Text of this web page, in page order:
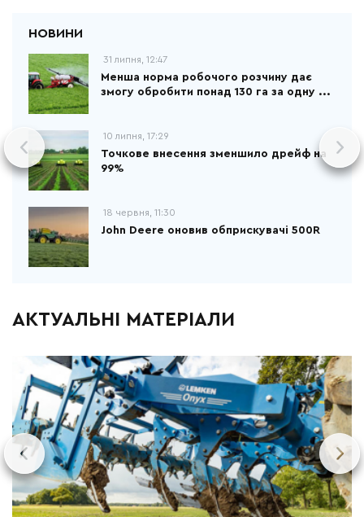
31 липня, 12:47
Менша норма робочого розчину дає
змогу обробити понад 130 га за одну ...
10 липня, 17:29
Точкове внесення зменшило дрейф на
99%
18 червня, 11:30
John Deere оновив обприскувачі 500R
АКТУАЛЬНІ МАТЕРІАЛИ